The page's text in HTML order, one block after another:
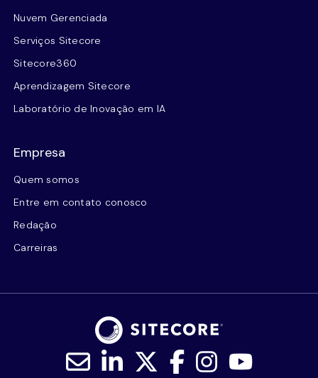
Nuvem Gerenciada
Serviços Sitecore
Sitecore360
Aprendizagem Sitecore
Laboratório de Inovação em IA
Empresa
Quem somos
Entre em contato conosco
Redação
Carreiras